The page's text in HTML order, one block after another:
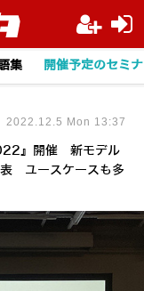
集 開催予定のセミ
』開催 新モデル
ユースケースも多
2022.12.5 Mon 13:37